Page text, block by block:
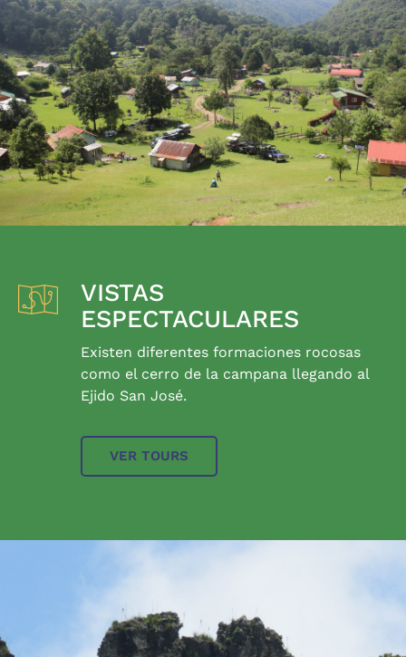
VISTAS
ESPECTACULARES
Existen diferentes formaciones rocosas
como el cerro de la campana llegando al
Ejido San José.
VER TOURS